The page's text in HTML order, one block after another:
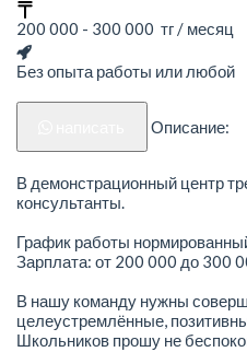
200 000 - 300 000 тг / месяц
Без опыта работы или любой
Описание:
В демонстрационный центр
консультанты.
График работы
Зарплата: от 200 000 до 300
В нашу команду нужны
целеустремлённые,
Школьников прошу не